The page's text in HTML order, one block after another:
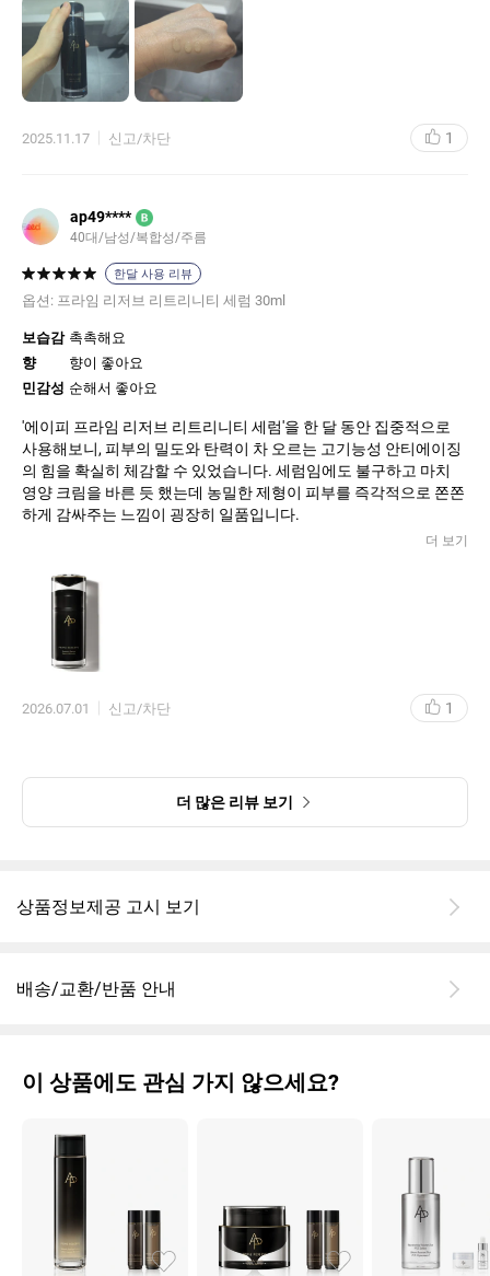
2025.11.17 신고/차단 1
ap49**** B
40대/남성/복합성/주름
한달 사용 리뷰
옵션: 프라임 리저브 리트리니티 세럼 30ml
보습감 촉촉해요
향
향이 좋아요
민감성 순해서 좋아요
'에이피 프라임 리저브 리트리니티 세럼'을 한 달 동안 집중적으로
사용해보니, 피부의 밀도와 탄력이 차 오르는 고기능성 안티에이징
의 힘을 확실히 체감할 수 있었습니다. 세럼임에도 불구하고 마치
영양 크림을 바른 듯 했는데 농밀한 제형이 피부를 즉각적으로 쫀쫀
하게 감싸주는 느낌이 굉장히 일품입니다.
더 보기
2026.07.01 신고/차단 1
더 많은 리뷰 보기
상품정보제공 고시 보기
배송/교환/반품 안내
이 상품에도 관심 가지 않으세요?